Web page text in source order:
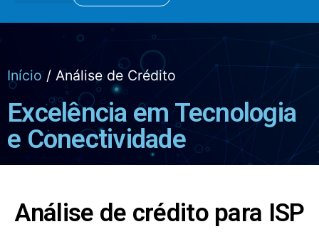
Início/ Análise de Crédito
Excelência em Tecnologia
e Conectividade
Análise de crédito para ISP